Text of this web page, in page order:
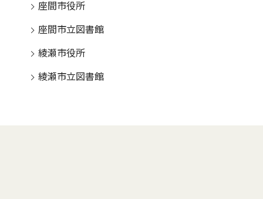
座間市役所
座間市立図書館
綾瀬市役所
綾瀬市立図書館